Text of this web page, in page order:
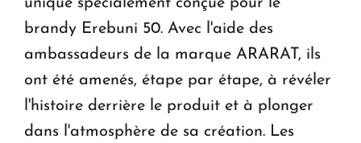
unique spécialement conçue pour le
brandy Erebuni 50. Avec l'aide des
ambassadeurs de la marque ARARAT, ils
ont été amenés, étape par étape, à révéler
l'histoire derrière le produit et à plonger
dans l'atmosphère de sa création. Les